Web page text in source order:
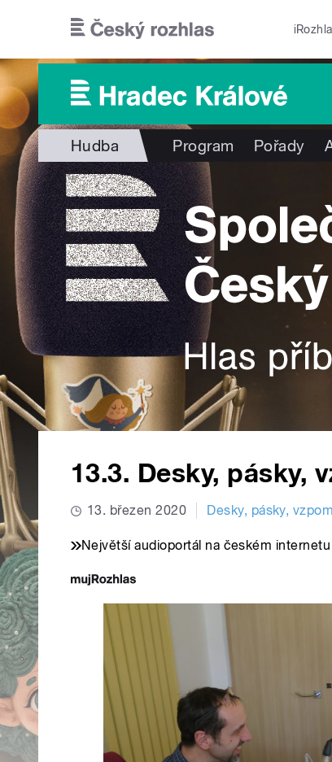
Hudba Program Pořady
13.3. Desky, pásky,
13. březen 2020 Desky, pásky,
Největší audioportál na českém internetu